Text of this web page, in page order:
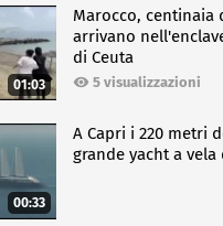
01:03
Marocco, centinaia
arrivano
di Ceuta
5 visualizzazioni
00:33
A Capri i 220 metri
grande yacht a